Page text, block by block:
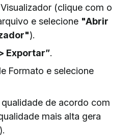
(clique com o
e selecione "Abrir
).
Exportar”.
Formato e selecione
de acordo com
mais alta gera